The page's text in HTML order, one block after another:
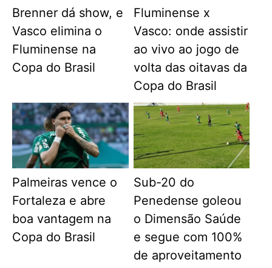
Brenner dá show, e
Vasco elimina o
Fluminense na
Copa do Brasil
Fluminense x
Vasco: onde assistir
ao vivo ao jogo de
volta das oitavas da
Copa do Brasil
Palmeiras vence o
Fortaleza e abre
boa vantagem na
Copa do Brasil
Sub-20 do
Penedense goleou
o Dimensão Saúde
e segue com 100%
de aproveitamento